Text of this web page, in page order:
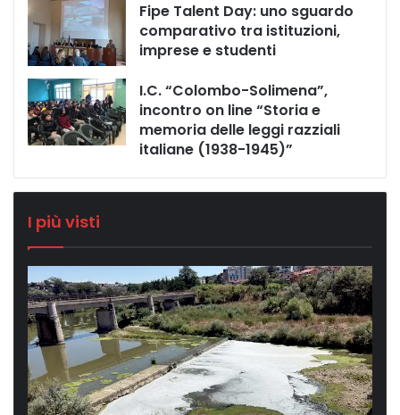
Fipe Talent Day: uno sguardo
comparativo tra istituzioni,
imprese e studenti
I.C. “Colombo-Solimena”,
incontro on line “Storia e
memoria delle leggi razziali
italiane (1938-1945)”
I più visti